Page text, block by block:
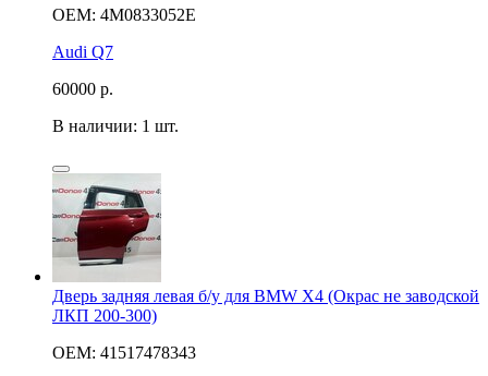
OEM: 4M0833052E
Audi Q7
60000 р.
В наличии: 1 шт.
Дверь задняя левая б/у для BMW X4 (Окрас не заводской
ЛКП 200-300)
OEM: 41517478343